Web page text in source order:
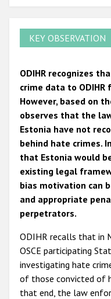
KEY OBSERVATION
ODIHR recognizes
crime data to
However, based on
observes that the
Estonia have not
behind hate crimes.
that Estonia would
existing legal
bias motivation can
and appropriate
perpetrators.
ODIHR recalls that in
OSCE participating
investigating hate
of those convicted of
that end, the law